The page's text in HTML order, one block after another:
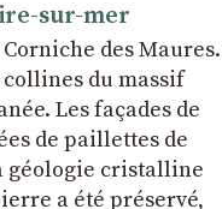
sur-mer
des Maures.
du massif
Les façades de
de paillettes de
géologie cristalline
a été préservé,